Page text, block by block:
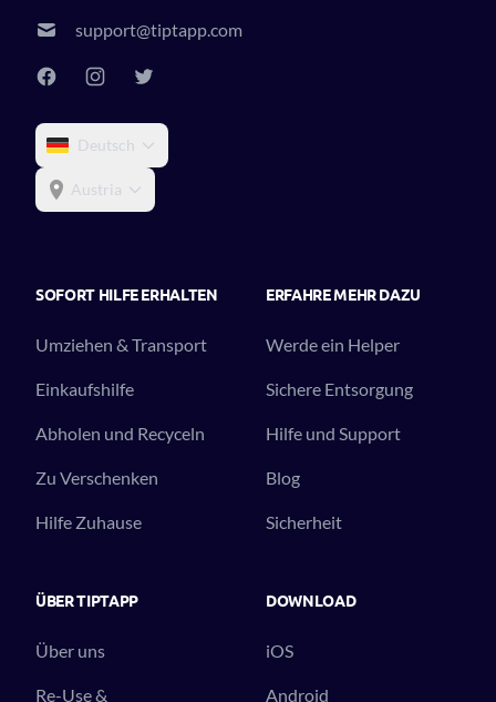
support@tiptapp.com
Deutsch
Austria
SOFORT HILFE ERHALTEN
Umziehen & Transport
Einkaufshilfe
Abholen und Recyceln
Zu Verschenken
Hilfe Zuhause
ERFAHRE MEHR DAZU
Werde ein Helper
Sichere Entsorgung
Hilfe und Support
Blog
Sicherheit
ÜBER TIPTAPP
Über uns
Re-Use &
DOWNLOAD
iOS
Android